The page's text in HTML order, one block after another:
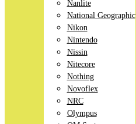
Nanlite
National Geographic
Nikon
Nintendo
Nissin
Nitecore
Nothing
Novoflex
NRC
Olympus